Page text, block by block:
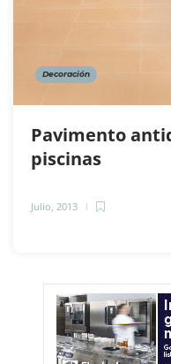
Decoración
Pavimento
piscinas
Julio, 2013